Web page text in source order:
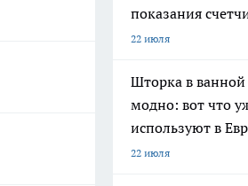
показания
22 июля
Шторка в
модно: вот что
используют в
22 июля